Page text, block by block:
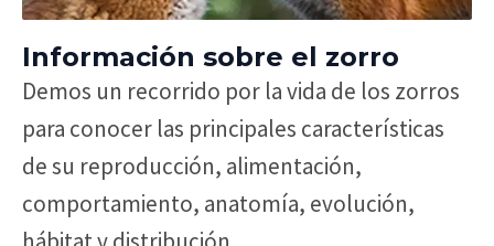
Información sobre el zorro
Demos un recorrido por la vida de los zorros
para conocer las principales características
de su reproducción, alimentación,
comportamiento, anatomía, evolución,